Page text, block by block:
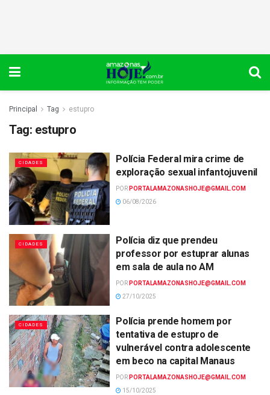
Principal Tag estupro
Tag: estupro
CIDADES
Polícia Federal mira crime de
exploração sexual infantojuvenil
POR PORTALAMAZONASHOJE@GMAIL.COM
06/08/2026
CIDADES
Polícia diz que prendeu
professor por estuprar alunas
em sala de aula no AM
POR PORTALAMAZONASHOJE@GMAIL.COM
27/10/2025
CIDADES
Polícia prende homem por
tentativa de estupro de
vulnerável contra adolescente
em beco na capital Manaus
POR PORTALAMAZONASHOJE@GMAIL.COM
15/10/2025